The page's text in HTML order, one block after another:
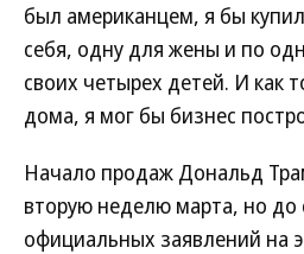
был американцем, я бы
себя, одну для жены и по
своих четырех детей. И как
дома, я мог бы бизнес
Начало продаж Дональд
вторую неделю марта, но до
официальных заявлений на